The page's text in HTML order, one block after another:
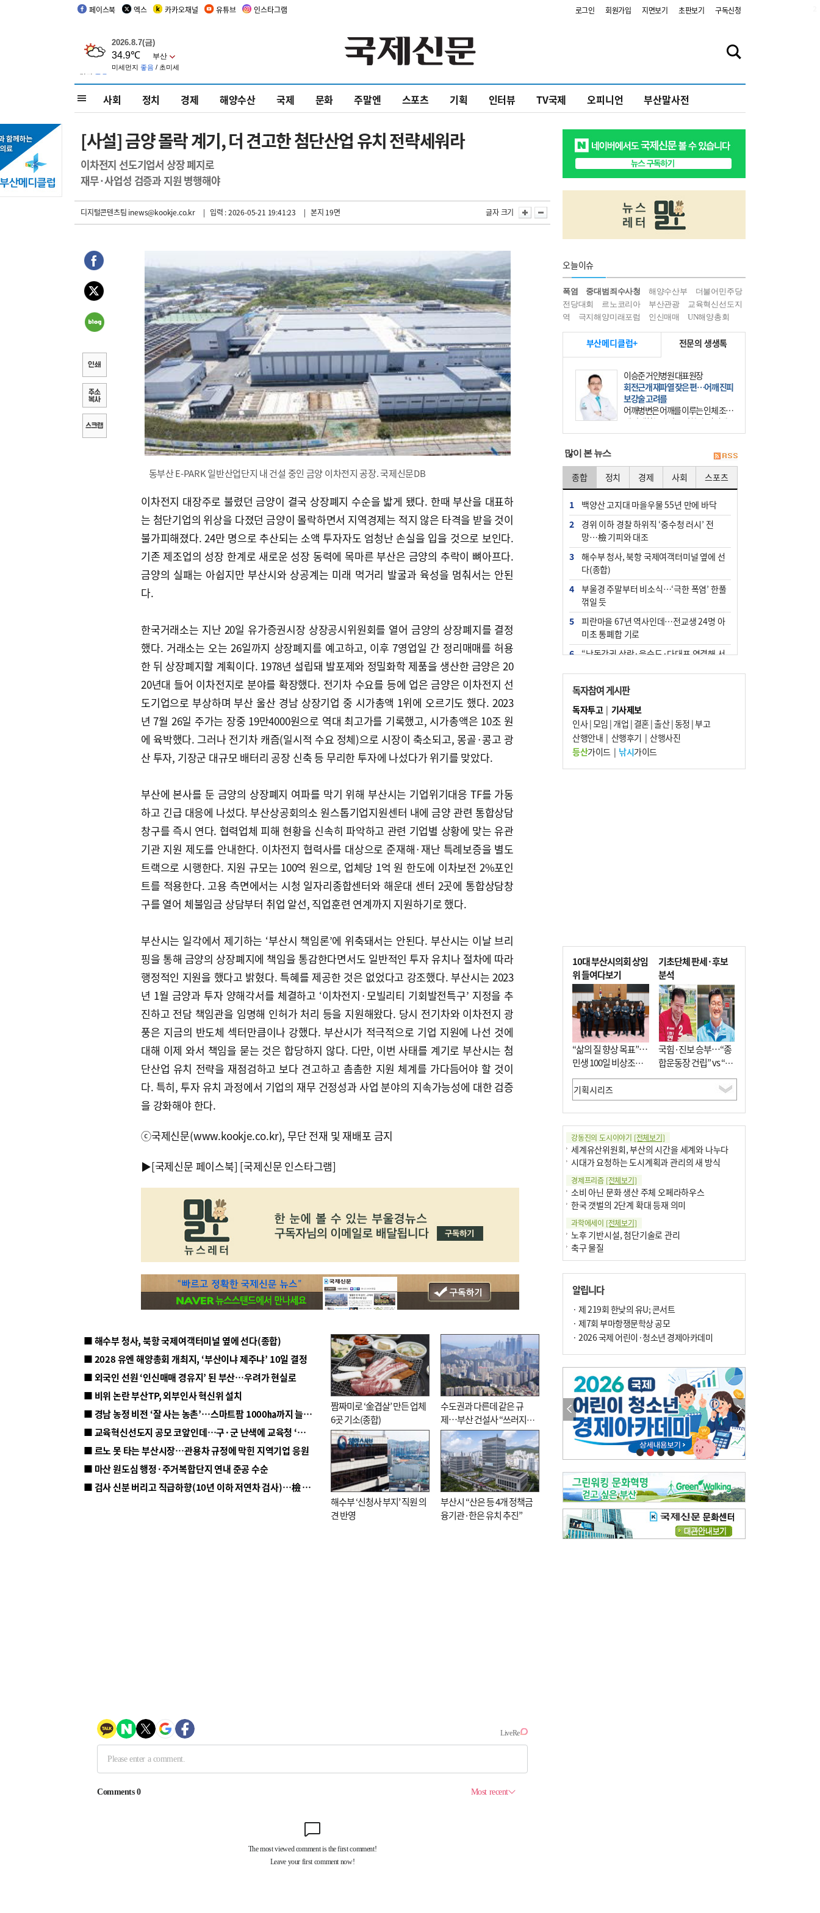
페이스북 엑스 카카오채널 유튜브 인스타그램 로그인 회원가입 지면보기 초판보기 구독신청
사회 정치 경제 해양수산 국제 문화 주말엔 스포츠 기획 인터뷰 TV국제 오피니언 부산말사전
[사설] 금양 몰락 계기, 더 견고한 첨단산업 유치 전략세워라
이차전지 선도기업서 상장 폐지로
재무·사업성 검증과 지원 병행해야
디지털콘텐츠팀 inews@kookje.co.kr | 입력 : 2026-05-21 19:41:23 | 본지 19면 글자 크기
동부산 E-PARK 일반산업단지 내 건설 중인 금양 이차전지 공장. 국제신문DB
이차전지 대장주로 불렸던 금양이 결국 상장폐지 수순을 밟게 됐다. 한때 부산을 대표하
는 첨단기업의 위상을 다졌던 금양이 몰락하면서 지역경제는 적지 않은 타격을 받을 것이
불가피해졌다. 24만 명으로 추산되는 소액 투자자도 엄청난 손실을 입을 것으로 보인다.
기존 제조업의 성장 한계로 새로운 성장 동력에 목마른 부산은 금양의 추락이 뼈아프다.
금양의 실패는 아쉽지만 부산시와 상공계는 미래 먹거리 발굴과 육성을 멈춰서는 안된
다.
한국거래소는 지난 20일 유가증권시장 상장공시위원회를 열어 금양의 상장폐지를 결정
했다. 거래소는 오는 26일까지 상장폐지를 예고하고, 이후 7영업일 간 정리매매를 허용
한 뒤 상장폐지할 계획이다. 1978년 설립돼 발포제와 정밀화학 제품을 생산한 금양은 20
20년대 들어 이차전지로 분야를 확장했다. 전기차 수요를 등에 업은 금양은 이차전지 선
도기업으로 부상하며 부산 울산 경남 상장기업 중 시가총액 1위에 오르기도 했다. 2023
년 7월 26일 주가는 장중 19만4000원으로 역대 최고가를 기록했고, 시가총액은 10조 원
에 육박했다. 그러나 전기차 캐즘(일시적 수요 정체)으로 시장이 축소되고, 몽골·콩고 광
산 투자, 기장군 대규모 배터리 공장 신축 등 무리한 투자에 나섰다가 위기를 맞았다.
부산에 본사를 둔 금양의 상장폐지 여파를 막기 위해 부산시는 기업위기대응 TF를 가동
하고 긴급 대응에 나섰다. 부산상공회의소 원스톱기업지원센터 내에 금양 관련 통합상담
창구를 즉시 연다. 협력업체 피해 현황을 신속히 파악하고 관련 기업별 상황에 맞는 유관
기관 지원 제도를 안내한다. 이차전지 협력사를 대상으로 준재해·재난 특례보증을 별도
트랙으로 시행한다. 지원 규모는 100억 원으로, 업체당 1억 원 한도에 이차보전 2%포인
트를 적용한다. 고용 측면에서는 시청 일자리종합센터와 해운대 센터 2곳에 통합상담창
구를 열어 체불임금 상담부터 취업 알선, 직업훈련 연계까지 지원하기로 했다.
부산시는 일각에서 제기하는 ‘부산시 책임론’에 위축돼서는 안된다. 부산시는 이날 브리
핑을 통해 금양의 상장폐지에 책임을 통감한다면서도 일반적인 투자 유치나 절차에 따라
행정적인 지원을 했다고 밝혔다. 특혜를 제공한 것은 없었다고 강조했다. 부산시는 2023
년 1월 금양과 투자 양해각서를 체결하고 ‘이차전지·모빌리티 기회발전특구’ 지정을 추
진하고 전담 책임관을 임명해 인허가 처리 등을 지원해왔다. 당시 전기차와 이차전지 광
풍은 지금의 반도체 섹터만큼이나 강했다. 부산시가 적극적으로 기업 지원에 나선 것에
대해 이제 와서 책임을 묻는 것은 합당하지 않다. 다만, 이번 사태를 계기로 부산시는 첨
단산업 유치 전략을 재점검하고 보다 견고하고 촘촘한 지원 체계를 가다듬어야 할 것이
다. 특히, 투자 유치 과정에서 기업의 재무 건정성과 사업 분야의 지속가능성에 대한 검증
을 강화해야 한다.
ⓒ국제신문(www.kookje.co.kr), 무단 전재 및 재배포 금지
▶[국제신문 페이스북] [국제신문 인스타그램]
■ 해수부 청사, 북항 국제여객터미널 옆에 선다(종합)
■ 2028 유엔 해양총회 개최지, ‘부산이냐 제주냐’ 10일 결정
■ 외국인 선원 ‘인신매매 경유지’ 된 부산…우려가 현실로
■ 비위 논란 부산TP, 외부인사 혁신위 설치
■ 경남 농정 비전 ‘잘 사는 농촌’…스마트팜 1000㏊까지 늘린다
■ 교육혁신선도지 공모 코앞인데…구·군 난색에 교육청 ‘쩔쩔’
■ 르노 못 타는 부산시장…관용차 규정에 막힌 지역기업 응원
■ 마산 원도심 행정·주거복합단지 연내 준공 수순
■ 검사 신분 버리고 직급하향(10년 이하 저연차 검사)…檢 중수청행 기피
짬짜미로 ‘金겹살’ 만든 업체
6곳 기소(종합)
수도권과 다른데 같은 규
제…부산 건설사 “쓰러지기
직전”
해수부 ‘신청사 부지’ 직원 의
견 반영
부산시 “산은 등 4개 정책금
융기관·한은 유치 추진”
오늘이슈
폭염 중대범죄수사청 해양수산부
더불어민주당
전당대회
르노코리아 부산관광
교육혁신선도지
역
극지해양미래포럼 인신매매 UN해양총회
부산메디클럽+ 전문의 생생톡
이승준 거인병원 대표원장
회전근개 재파열 잦은 편…어깨 진피
보강술 고려를
어깨병변은 어깨를 이루는 인체 조직
에 발생하는 손상을 말한다. 여기에
는 오십견과 회전근개 증후군, 어깨
많이 본 뉴스
종합 정치 경제 사회 스포츠
1
백양산 고지대 마을우물 55년 만에 바닥
2
경위 이하 경찰 하위직 ‘중수청 러시’ 전
망…檢 기피와 대조
3
해수부 청사, 북항 국제여객터미널 옆에 선
다(종합)
4
부울경 주말부터 비소식…‘극한 폭염’ 한풀
꺾일 듯
5
피란마을 67년 역사인데…전교생 24명 아
미초 통폐합 기로
6
“낙동강권 삼락·을숙도·다대포 연결해 서
7
오늘의 날씨- 2026년 8월 7일
8
[사설] 해수부 신청사 북항으로 확정, 해양
수도 도약의 전환점
9
외국인 선원 ‘인신매매 경유지’ 된 부산…
우려가 현실로
10 르노 못 타는 부산시장…관용차 규정에 막
독자참여 게시판
독자투고| 기사제보
인사|모임 | 개업 | 결혼|출산|동정 |부고
산행안내 | 산행후기 | 산행사진
등산가이드| 낚시가이드
10대 부산시의회 상임
위 들여다보기
“삶의 질 향상 목표”…
민생 100일 비상조치
면밀 심사
기초단체 판세·후보
분석
국힘·진보 승부…“종
합운동장 건립” vs “출
근 공공버스 도입”
강동진의 도시이야기 [전체보기]
세계유산위원회, 부산의 시간을 세계와 나누다
시대가 요청하는 도시계획과 관리의 새 방식
경제프리즘 [전체보기]
소비 아닌 문화 생산 주체 오페라하우스
한국 갯벌의 2단계 확대 등재 의미
과학에세이 [전체보기]
노후 기반시설, 첨단기술로 관리
축구 물질
부정선거
선관위와 尹의 ‘0점 답안’
기고[전체보기]
환자의 희망, 헌혈의 힘
대학과 지역 ‘연결’이 지역혁신이다
엘리트 자평해온 市 공무원…생중계 회의서 능력 입증을
김준희의 클래식 인사이트[전체보기]
여름날의 애상, 왈츠
빛나는 꿈의 계절, 4월의 노래
김지윤의 우리음악 이야기[전체보기]
세종시대 음악이 전해진 이유
영산회상, 불교음악에서 풍류음악으로
뉴스와 현장[전체보기]
‘800조 투자’ 희비 가른 재생에너지
뜨거워지는 바다, 북쪽으로 열리는 항로
데스크시각[전체보기]
물은 행정구역 경계를 따라 흐르지 않는다
알립니다
· 제 219회 한낮의 유U; 콘서트
· 제7회 부마항쟁문학상 공모
· 2026 국제 어린이·청소년 경제아카데미